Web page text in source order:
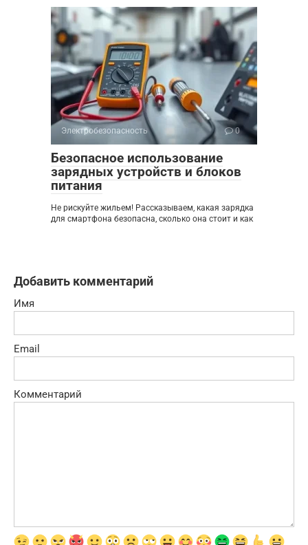
Электробезопасность 0
Безопасное использование
зарядных устройств и блоков
питания
Не рискуйте жильем! Рассказываем, какая зарядка
для смартфона безопасна, сколько она стоит и как
Добавить комментарий
Имя
Email
Комментарий